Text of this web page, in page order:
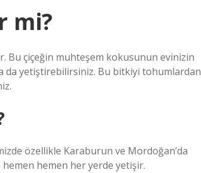
mi?
Bu çiçeğin muhteşem kokusunun evinizin
da yetiştirebilirsiniz. Bu bitkiyi tohumlardan
özellikle Karaburun ve Mordoğan’da
hemen her yerde yetişir.